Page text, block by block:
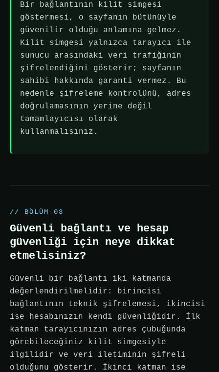
Bir bağlantının kilit simgesi
göstermesi, o sayfanın bütünüyle
güvenilir olduğu anlamına gelmez.
Kilit simgesi yalnızca tarayıcı ile
sunucu arasındaki veri trafiğinin
şifrelendiğini gösterir; sayfanın
sahibi hakkında garanti vermez. Bu
nedenle şifreleme kontrolünü, adres
doğrulamasının yerine değil
tamamlayıcısı olarak
kullanmalısınız.
// BÖLÜM 03
Güvenli bağlantı ve hesap
güvenliği için neye dikkat
etmelisiniz?
Güvenli bir bağlantı iki katmanda
değerlendirilmelidir: birincisi
bağlantının teknik şifrelemesi, ikincisi
ise hesabınızın kendi güvenliğidir. İlk
katman tarayıcınızın adres çubuğunda
görebileceğiniz kilit simgesiyle
ilgilidir ve veri iletiminin şifreli
olduğunu gösterir. İkinci katman ise